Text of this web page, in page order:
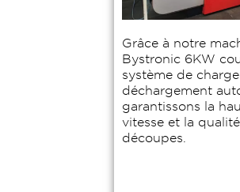
Grâce à notre
Bystronic 6KW
système de
déchargement
garantissons la
vitesse et la
découpes.